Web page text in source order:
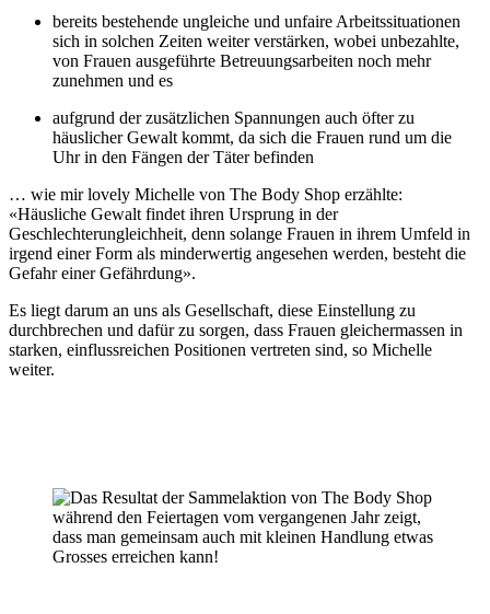
bereits bestehende ungleiche und unfaire Arbeitssituationen
sich in solchen Zeiten weiter verstärken, wobei unbezahlte,
von Frauen ausgeführte Betreuungsarbeiten noch mehr
zunehmen und es
aufgrund der zusätzlichen Spannungen auch öfter zu
häuslicher Gewalt kommt, da sich die Frauen rund um die
Uhr in den Fängen der Täter befinden
… wie mir lovely Michelle von The Body Shop erzählte:
«Häusliche Gewalt findet ihren Ursprung in der
Geschlechterungleichheit, denn solange Frauen in ihrem Umfeld in
irgend einer Form als minderwertig angesehen werden, besteht die
Gefahr einer Gefährdung».
Es liegt darum an uns als Gesellschaft, diese Einstellung zu
durchbrechen und dafür zu sorgen, dass Frauen gleichermassen in
starken, einflussreichen Positionen vertreten sind, so Michelle
weiter.